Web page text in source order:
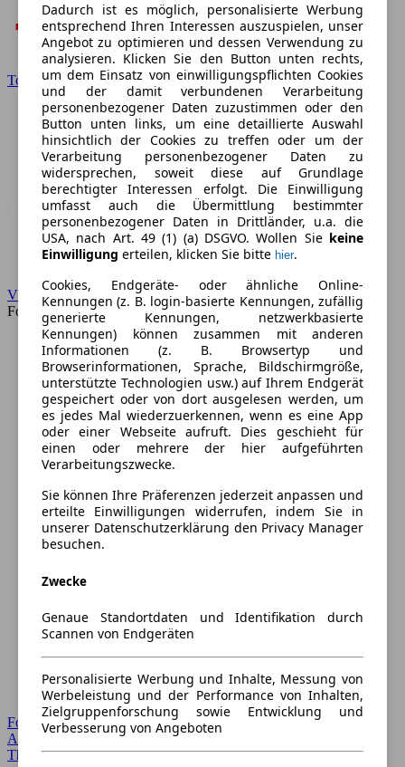
Toyota
VW
Forum
Forum Startseite
Alle Auto-Foren
Themen-Forum
Dadurch ist es möglich, personalisierte Werbung
entsprechend Ihren Interessen auszuspielen, unser
Angebot zu optimieren und dessen Verwendung zu
analysieren. Klicken Sie den Button unten rechts,
um dem Einsatz von einwilligungspflichten Cookies
und der damit verbundenen Verarbeitung
personenbezogener Daten zuzustimmen oder den
Button unten links, um eine detaillierte Auswahl
hinsichtlich der Cookies zu treffen oder um der
Verarbeitung personenbezogener Daten zu
widersprechen, soweit diese auf Grundlage
berechtigter Interessen erfolgt. Die Einwilligung
umfasst auch die Übermittlung bestimmter
personenbezogener Daten in Drittländer, u.a. die
USA, nach Art. 49 (1) (a) DSGVO. Wollen Sie keine
Einwilligung erteilen, klicken Sie bitte hier.
Cookies, Endgeräte- oder ähnliche Online-
Kennungen (z. B. login-basierte Kennungen, zufällig
generierte Kennungen, netzwerkbasierte
Kennungen) können zusammen mit anderen
Informationen (z. B. Browsertyp und
Browserinformationen, Sprache, Bildschirmgröße,
unterstützte Technologien usw.) auf Ihrem Endgerät
gespeichert oder von dort ausgelesen werden, um
es jedes Mal wiederzuerkennen, wenn es eine App
oder einer Webseite aufruft. Dies geschieht für
einen oder mehrere der hier aufgeführten
Verarbeitungszwecke.
Sie können Ihre Präferenzen jederzeit anpassen und
erteilte Einwilligungen widerrufen, indem Sie in
unserer Datenschutzerklärung den Privacy Manager
besuchen.
Zwecke
Genaue Standortdaten und Identifikation durch
Scannen von Endgeräten
Personalisierte Werbung und Inhalte, Messung von
Werbeleistung und der Performance von Inhalten,
Zielgruppenforschung sowie Entwicklung und
Verbesserung von Angeboten